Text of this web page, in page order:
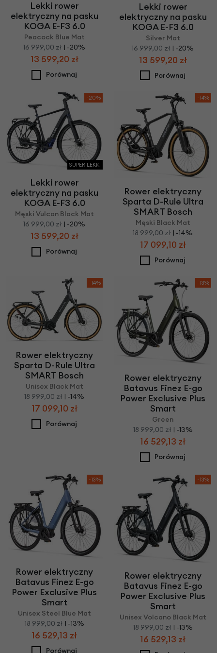
Lekki rower
elektryczny na pasku
KOGA E-F3 6.0
Peacock Blue Mat
16 999,00 zł | -20%
13 599,20 zł
Porównaj
Lekki rower
elektryczny na pasku
KOGA E-F3 6.0
Silver Mat
16 999,00 zł | -20%
13 599,20 zł
Porównaj
-20%
SUPER LEKKI
Lekki rower
elektryczny na pasku
KOGA E-F3 6.0
Męski Vulcan Black Mat
16 999,00 zł | -20%
13 599,20 zł
Porównaj
-14%
Rower elektryczny
Sparta D-Rule Ultra
SMART Bosch
Męski Black Mat
18 999,00 zł | -14%
17 099,10 zł
Porównaj
-14%
Rower elektryczny
Sparta D-Rule Ultra
SMART Bosch
Unisex Black Mat
18 999,00 zł | -14%
17 099,10 zł
Porównaj
-13%
Rower elektryczny
Batavus Finez E-go
Power Exclusive Plus
Smart
Green
18 999,00 zł | -13%
16 529,13 zł
Porównaj
-13%
Rower elektryczny
Batavus Finez E-go
Power Exclusive Plus
Smart
Unisex Steel Blue Mat
18 999,00 zł | -13%
16 529,13 zł
Porównaj
-13%
Rower elektryczny
Batavus Finez E-go
Power Exclusive Plus
Smart
Unisex Volcano Black Mat
18 999,00 zł | -13%
16 529,13 zł